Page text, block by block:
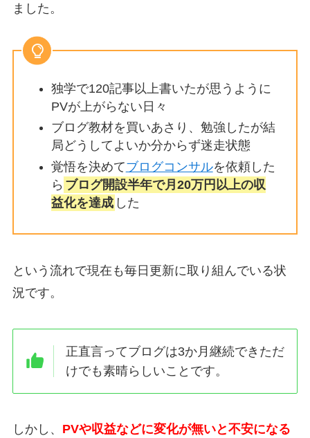
ました。
独学で120記事以上書いたが思うように
PVが上がらない日々
ブログ教材を買いあさり、勉強したが結
局どうしてよいか分からず迷走状態
覚悟を決めてブログコンサルを依頼した
ら ブログ開設半年で月20万円以上の収
益化を達成 した
という流れで現在も毎日更新に取り組んでいる状
況です。
正直言ってブログは3か月継続できただ
けでも素晴らしいことです。
しかし、 PVや収益などに変化が無いと不安になる